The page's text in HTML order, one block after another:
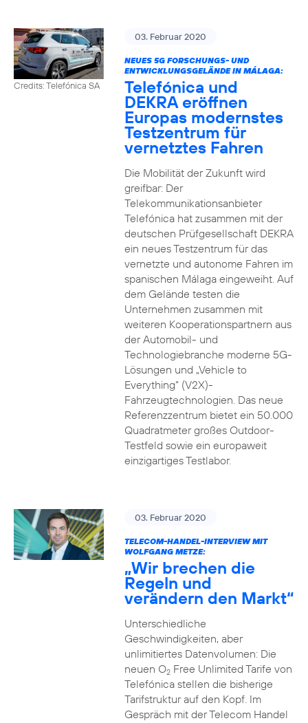
Credits: Telefónica SA
03. Februar 2020
NEUES 5G FORSCHUNGS- UND
ENTWICKLUNGSGELÄNDE IN MÁLAGA:
Telefónica und
DEKRA eröffnen
Europas modernstes
Testzentrum für
vernetztes Fahren
Die Mobilität der Zukunft wird
greifbar: Der
Telekommunikationsanbieter
Telefónica hat zusammen mit der
deutschen Prüfgesellschaft DEKRA
ein neues Testzentrum für das
vernetzte und autonome Fahren im
spanischen Málaga eingeweiht. Auf
dem Gelände testen die
Unternehmen zusammen mit
weiteren Kooperationspartnern aus
der Automobil- und
Technologiebranche moderne 5G-
Lösungen und „Vehicle to
Everything“ (V2X)-
Fahrzeugtechnologien. Das neue
Referenzzentrum bietet ein 50.000
Quadratmeter großes Outdoor-
Testfeld sowie ein europaweit
einzigartiges Testlabor.
03. Februar 2020
TELECOM-HANDEL-INTERVIEW MIT
WOLFGANG METZE:
„Wir brechen die
Regeln und
verändern den Markt“
Unterschiedliche
Geschwindigkeiten, aber
unlimitiertes Datenvolumen: Die
neuen O2Free Unlimited Tarife von
Telefónica stellen die bisherige
Tarifstruktur auf den Kopf. Im
Gespräch mit der Telecom Handel